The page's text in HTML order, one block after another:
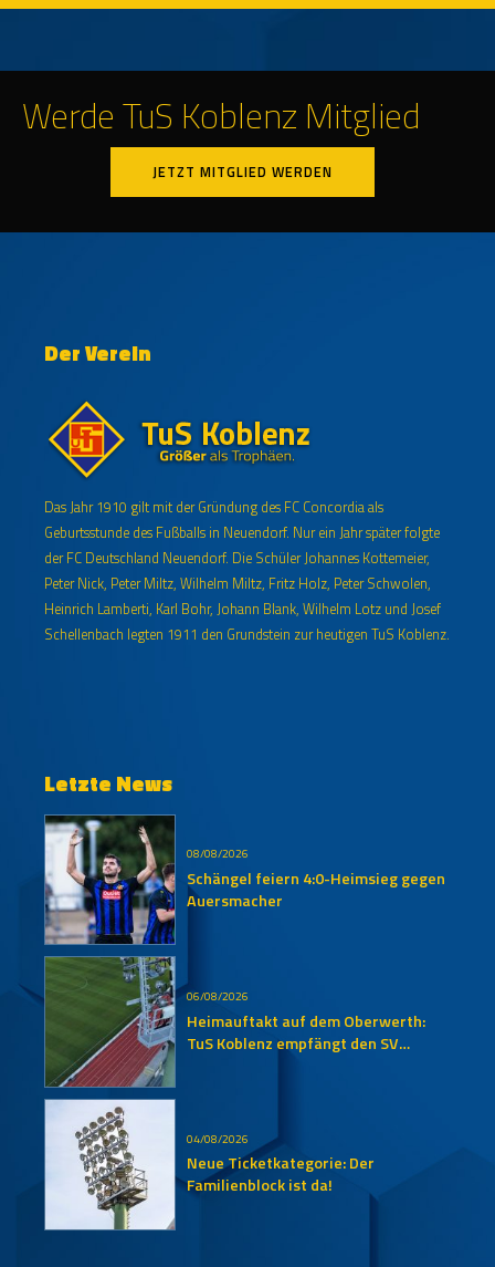
Werde TuS Koblenz Mitglied
JETZT MITGLIED WERDEN
Der Verein
Das Jahr 1910 gilt mit der Gründung des FC Concordia als
Geburtsstunde des Fußballs in Neuendorf. Nur ein Jahr später folgte
der FC Deutschland Neuendorf. Die Schüler Johannes Kottemeier,
Peter Nick, Peter Miltz, Wilhelm Miltz, Fritz Holz, Peter Schwolen,
Heinrich Lamberti, Karl Bohr, Johann Blank, Wilhelm Lotz und Josef
Schellenbach legten 1911 den Grundstein zur heutigen TuS Koblenz.
Letzte News
08/08/2026
Schängel feiern 4:0-Heimsieg gegen
Auersmacher
06/08/2026
Heimauftakt auf dem Oberwerth:
TuS Koblenz empfängt den SV
04/08/2026
Neue Ticketkategorie: Der
Familienblock ist da!